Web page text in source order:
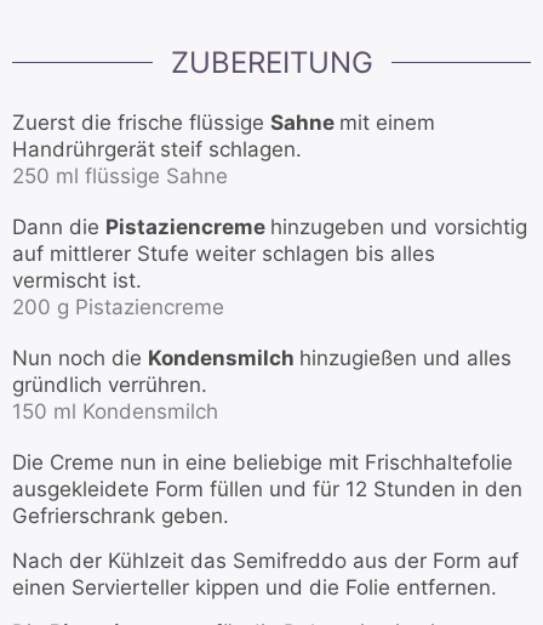
ZUBEREITUNG
Zuerst die frische flüssige Sahne mit einem
Handrührgerät steif schlagen.
250 ml flüssige Sahne
Dann die Pistaziencreme hinzugeben und vorsichtig
auf mittlerer Stufe weiter schlagen bis alles
vermischt ist.
200 g Pistaziencreme
Nun noch die Kondensmilch hinzugießen und alles
gründlich verrühren.
150 ml Kondensmilch
Die Creme nun in eine beliebige mit Frischhaltefolie
ausgekleidete Form füllen und für 12 Stunden in den
Gefrierschrank geben.
Nach der Kühlzeit das Semifreddo aus der Form auf
einen Servierteller kippen und die Folie entfernen.